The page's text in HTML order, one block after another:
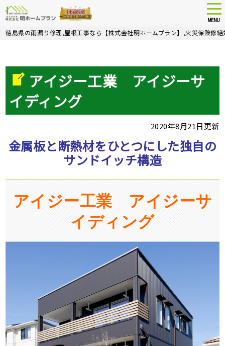
Skip
MENU
徳島県の雨漏り修理,屋根工事なら【株式会社明ホームプラン】,火災保険修繕
アイジー工業 アイジーサ
イディング
2020年8月21日更新
金属板と断熱材をひとつにした独自の
サンドイッチ構造
アイジー工業 アイジーサ
イディング